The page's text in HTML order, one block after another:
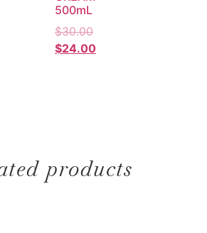
500mL
$30.00
$24.00
products